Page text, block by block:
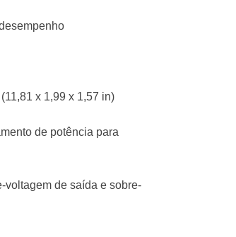
x 1,99 x 1,57 in)
de potência para
voltagem de saída e sobre-